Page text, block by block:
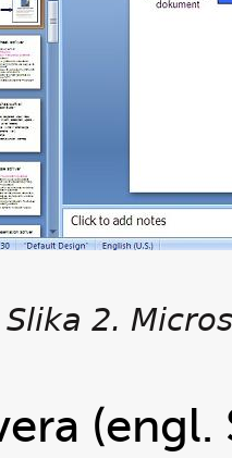
Slika 2.
(engl.